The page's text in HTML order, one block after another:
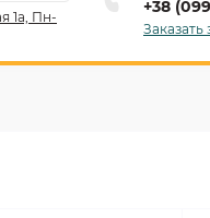
1а, Пн-
+38
Заказать